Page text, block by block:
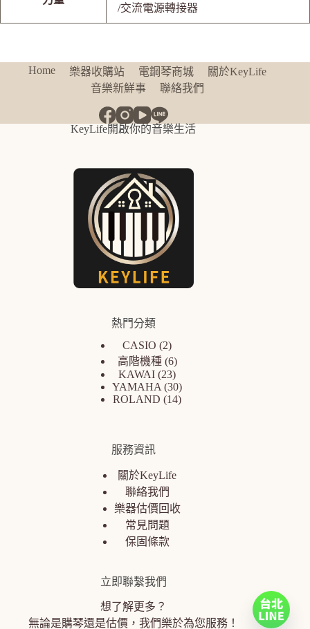
/交流電源轉接器
Home 樂器收購站 電鋼琴商城
關於KeyLife
音樂新鮮事
聯絡我們
KeyLife開啟你的音樂生活
熱門分類
CASIO
2
高階機種 6
KAWAI 23
YAMAHA 30
ROLAND
14
服務資訊
關於KeyLife
聯絡我們
樂器估價回收
常見問題
保固條款
立即聯繫我們
想了解更多？
無論是購琴還是估價，我們樂於為您服務！